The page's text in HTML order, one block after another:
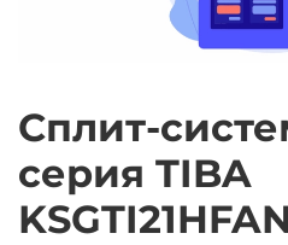
Сплит-
серия TIBA